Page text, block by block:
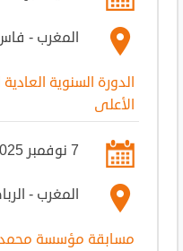
المغرب -
الدورة السنوية
الأعلى
7 نوفمبر 2025
المغرب -
مسابقة مؤسسة محمد